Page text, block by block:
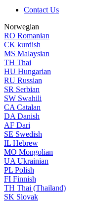
Contact Us
Norwegian
RO Romanian
CK kurdish
MS Malaysian
TH Thai
HU Hungarian
RU Russian
SR Serbian
SW Swahili
CA Catalan
DA Danish
AF Dari
SE Swedish
IL Hebrew
MO Mongolian
UA Ukrainian
PL Polish
FI Finnish
TH Thai (Thailand)
SK Slovak